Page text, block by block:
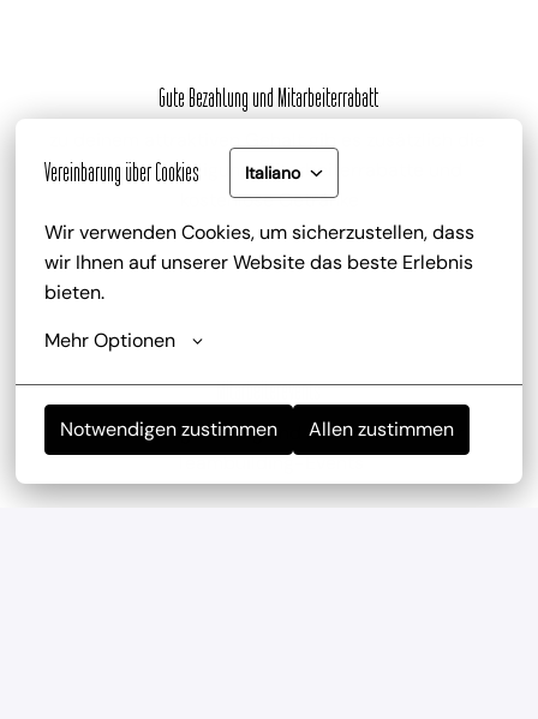
Vereinbarung über Cookies Italiano
Wir verwenden Cookies, um sicherzustellen, dass
wir Ihnen auf unserer Website das beste Erlebnis
bieten.
Mehr Optionen
Notwendigen zustimmen Allen zustimmen
Gute Bezahlung und Mitarbeiterrabatt
Trinkgeldbeteiligung, Mitarbeiterrabatte und
kostenlose Getränke
Mitarbeiterevents
wir haben regelmäßig und mehrmals im Jahr
Teambuilding-Events